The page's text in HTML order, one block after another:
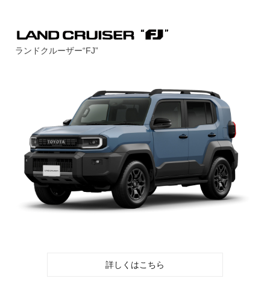
ランドクルーザー“FJ”
詳しくはこちら